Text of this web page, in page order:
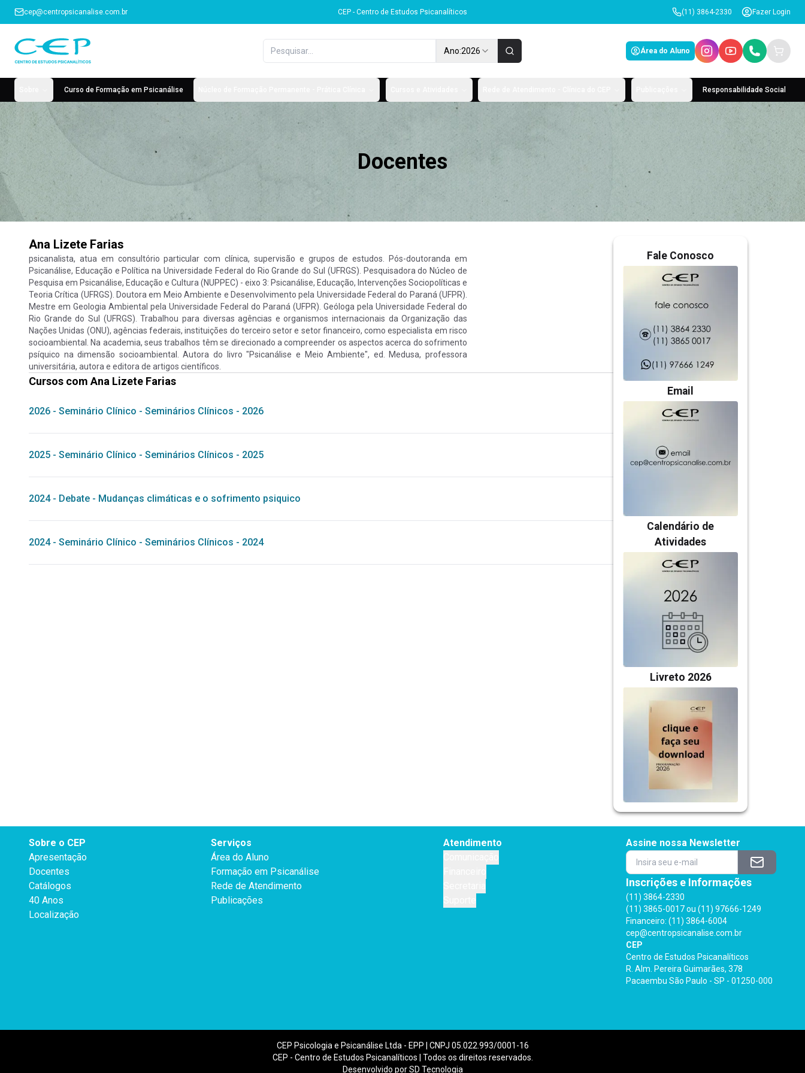
cep@centropsicanalise.com.br CEP - Centro de Estudos Psicanalíticos (11) 3864-2330 Fazer Login
Ano:2026 Área do Aluno
Curso de Formação em Psicanálise Responsabilidade Social
Docentes
Ana Lizete Farias
psicanalista, atua em consultório particular com clínica, supervisão e grupos de estudos. Pós-doutoranda em
Psicanálise, Educação e Política na Universidade Federal do Rio Grande do Sul (UFRGS). Pesquisadora do Núcleo de
Pesquisa em Psicanálise, Educação e Cultura (NUPPEC) - eixo 3: Psicanálise, Educação, Intervenções Sociopolíticas e
Teoria Crítica (UFRGS). Doutora em Meio Ambiente e Desenvolvimento pela Universidade Federal do Paraná (UFPR).
Mestre em Geologia Ambiental pela Universidade Federal do Paraná (UFPR). Geóloga pela Universidade Federal do
Rio Grande do Sul (UFRGS). Trabalhou para diversas agências e organismos internacionais da Organização das
Nações Unidas (ONU), agências federais, instituições do terceiro setor e setor financeiro, como especialista em risco
socioambiental. Na academia, seus trabalhos têm se direcionado a compreender os aspectos acerca do sofrimento
psíquico na dimensão socioambiental. Autora do livro "Psicanálise e Meio Ambiente", ed. Medusa, professora
universitária, autora e editora de artigos científicos.
Cursos com Ana Lizete Farias
2026 - Seminário Clínico - Seminários Clínicos - 2026
2025 - Seminário Clínico - Seminários Clínicos - 2025
2024- Debate - Mudanças climáticas e o sofrimento psiquico
2024- Seminário Clínico - Seminários Clínicos - 2024
Fale Conosco
Email
Calendário de
Atividades
Livreto 2026
Sobre o CEP
Apresentação
Docentes
Catálogos
40 Anos
Localização
Serviços
Área do Aluno
Formação em Psicanálise
Rede de Atendimento
Publicações
Atendimento
Assine nossa Newsletter
Inscrições e Informações
(11) 3864-2330
(11) 3865-0017 ou (11) 97666-1249
Financeiro: (11) 3864-6004
cep@centropsicanalise.com.br
CEP
Centro de Estudos Psicanalíticos
R. Alm. Pereira Guimarães, 378
Pacaembu São Paulo - SP - 01250-000
CEP Psicologia e Psicanálise Ltda - EPP | CNPJ 05.022.993/0001-16
CEP - Centro de Estudos Psicanalíticos | Todos os direitos reservados.
Desenvolvido por SD Tecnologia